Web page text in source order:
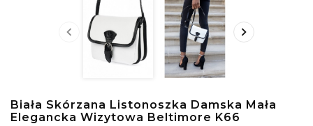
 
Biała Skórzana Listonoszka Damska Mała
Elegancka Wizytowa Beltimore K66